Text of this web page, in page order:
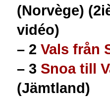
(Norvège)
vidéo)
– 2 Vals från
– 3 Snoa till
(Jämtland)